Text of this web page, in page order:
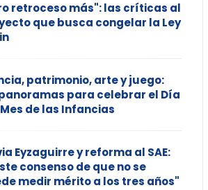
retroceso más": las críticas al
que busca congelar la Ley
patrimonio, arte y juego:
para celebrar el Día
de las Infancias
Eyzaguirre y reforma al SAE:
consenso de que no se
medir mérito a los tres años"